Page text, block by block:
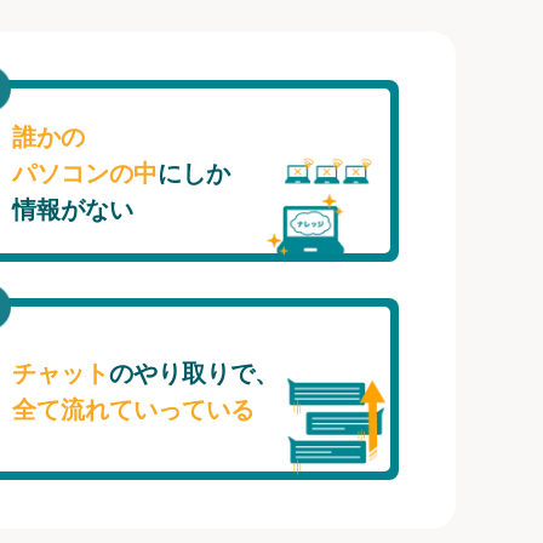
誰かの
パソコンの中にしか
情報がない
チャットのやり取りで、
全て流れていっている